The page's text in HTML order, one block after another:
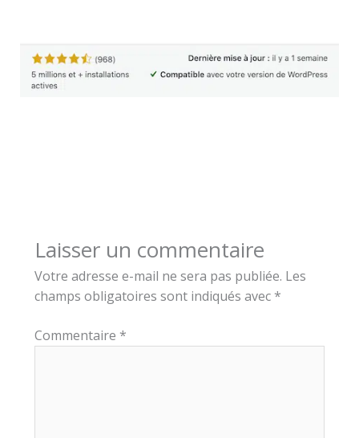
Laisser un commentaire
Votre adresse e-mail ne sera pas publiée. Les
champs obligatoires sont indiqués avec *
Commentaire *